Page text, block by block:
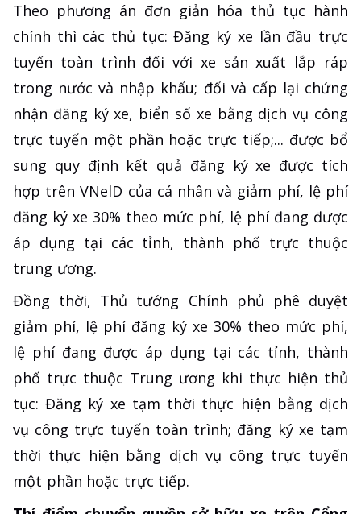
Theo phương án đơn giản hóa thủ tục hành
chính thì các thủ tục: Đăng ký xe lần đầu trực
tuyến toàn trình đối với xe sản xuất lắp ráp
trong nước và nhập khẩu; đổi và cấp lại chứng
nhận đăng ký xe, biển số xe bằng dịch vụ công
trực tuyến một phần hoặc trực tiếp;... được bổ
sung quy định kết quả đăng ký xe được tích
hợp trên VNelD của cá nhân và giảm phí, lệ phí
đăng ký xe 30% theo mức phí, lệ phí đang được
áp dụng tại các tỉnh, thành phố trực thuộc
trung ương.
Đồng thời, Thủ tướng Chính phủ phê duyệt
giảm phí, lệ phí đăng ký xe 30% theo mức phí,
lệ phí đang được áp dụng tại các tỉnh, thành
phố trực thuộc Trung ương khi thực hiện thủ
tục: Đăng ký xe tạm thời thực hiện bằng dịch
vụ công trực tuyến toàn trình; đăng ký xe tạm
thời thực hiện bằng dịch vụ công trực tuyến
một phần hoặc trực tiếp.